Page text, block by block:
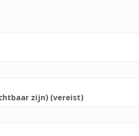
zijn) (vereist)